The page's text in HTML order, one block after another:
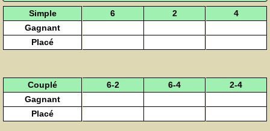
Simple 6 2
4
Gagnant
Placé
Couplé 6-2 6-4
2-4
Gagnant
Placé